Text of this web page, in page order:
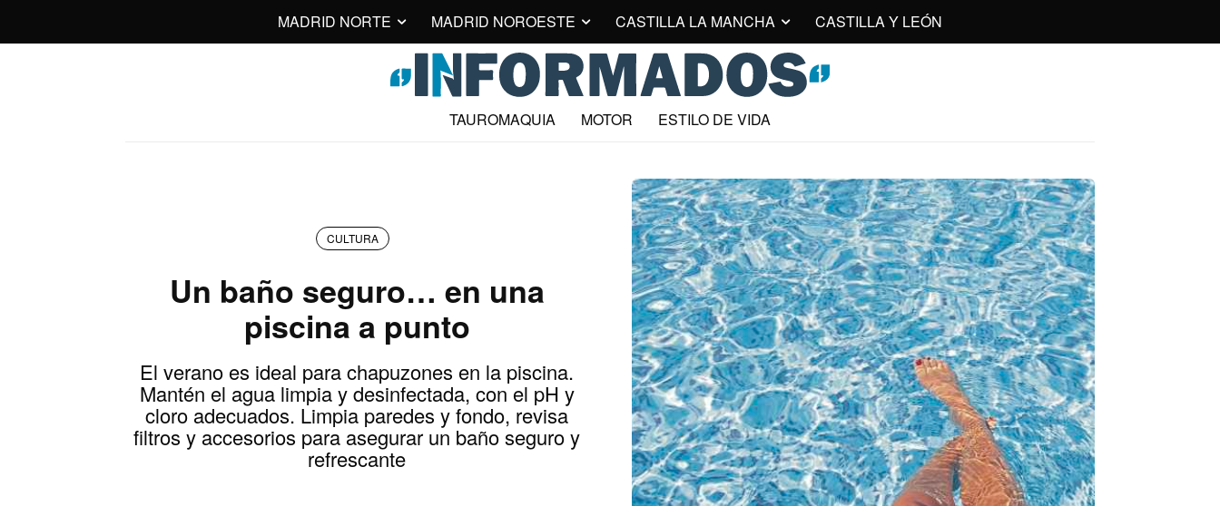
MADRID NORTE MADRID NOROESTE CASTILLA LA MANCHA CASTILLA Y LEÓN
TAUROMAQUIA MOTOR ESTILO DE VIDA
CULTURA
Un baño seguro… en una
piscina a punto
El verano es ideal para chapuzones en la piscina.
Mantén el agua limpia y desinfectada, con el pH y
cloro adecuados. Limpia paredes y fondo, revisa
filtros y accesorios para asegurar un baño seguro y
refrescante